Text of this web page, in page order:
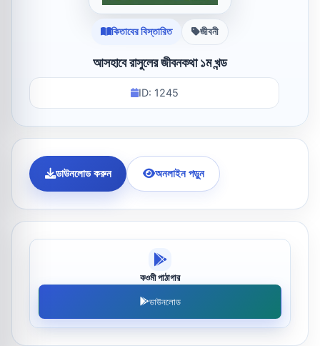
কিতাবের বিস্তারিত জীবনী
আসহাবে রাসুলের জীবনকথা ১ম খন্ড
ID: 1245
ডাউনলোড করুন অনলাইন পড়ুন
কওমী পাঠাগার
ডাউনলোড